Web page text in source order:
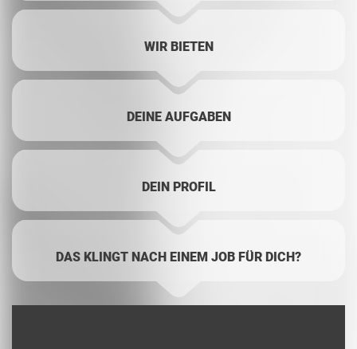
WIR BIETEN
DEINE AUFGABEN
DEIN PROFIL
DAS KLINGT NACH EINEM JOB FÜR DICH?